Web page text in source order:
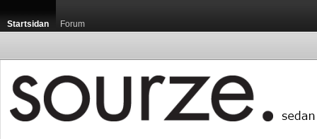
Startsidan Forum